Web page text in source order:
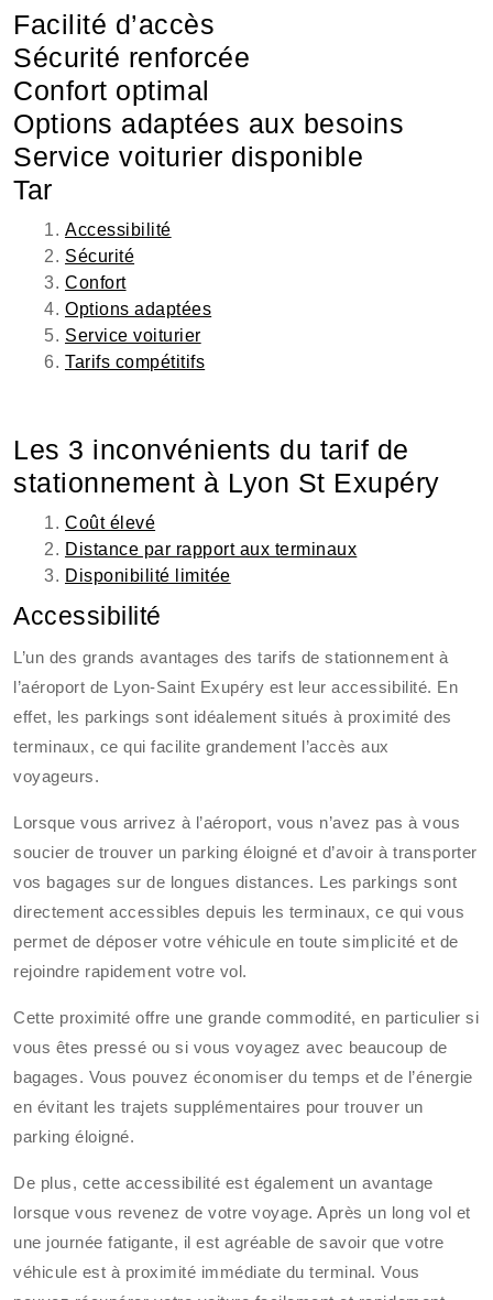
Facilité d’accès
Sécurité renforcée
Confort optimal
Options adaptées aux besoins
Service voiturier disponible
Tar
Accessibilité
Sécurité
Confort
Options adaptées
Service voiturier
Tarifs compétitifs
Les 3 inconvénients du tarif de
stationnement à Lyon St Exupéry
Coût élevé
Distance par rapport aux terminaux
Disponibilité limitée
Accessibilité
L’un des grands avantages des tarifs de stationnement à
l’aéroport de Lyon-Saint Exupéry est leur accessibilité. En
effet, les parkings sont idéalement situés à proximité des
terminaux, ce qui facilite grandement l’accès aux
voyageurs.
Lorsque vous arrivez à l’aéroport, vous n’avez pas à vous
soucier de trouver un parking éloigné et d’avoir à transporter
vos bagages sur de longues distances. Les parkings sont
directement accessibles depuis les terminaux, ce qui vous
permet de déposer votre véhicule en toute simplicité et de
rejoindre rapidement votre vol.
Cette proximité offre une grande commodité, en particulier si
vous êtes pressé ou si vous voyagez avec beaucoup de
bagages. Vous pouvez économiser du temps et de l’énergie
en évitant les trajets supplémentaires pour trouver un
parking éloigné.
De plus, cette accessibilité est également un avantage
lorsque vous revenez de votre voyage. Après un long vol et
une journée fatigante, il est agréable de savoir que votre
véhicule est à proximité immédiate du terminal. Vous